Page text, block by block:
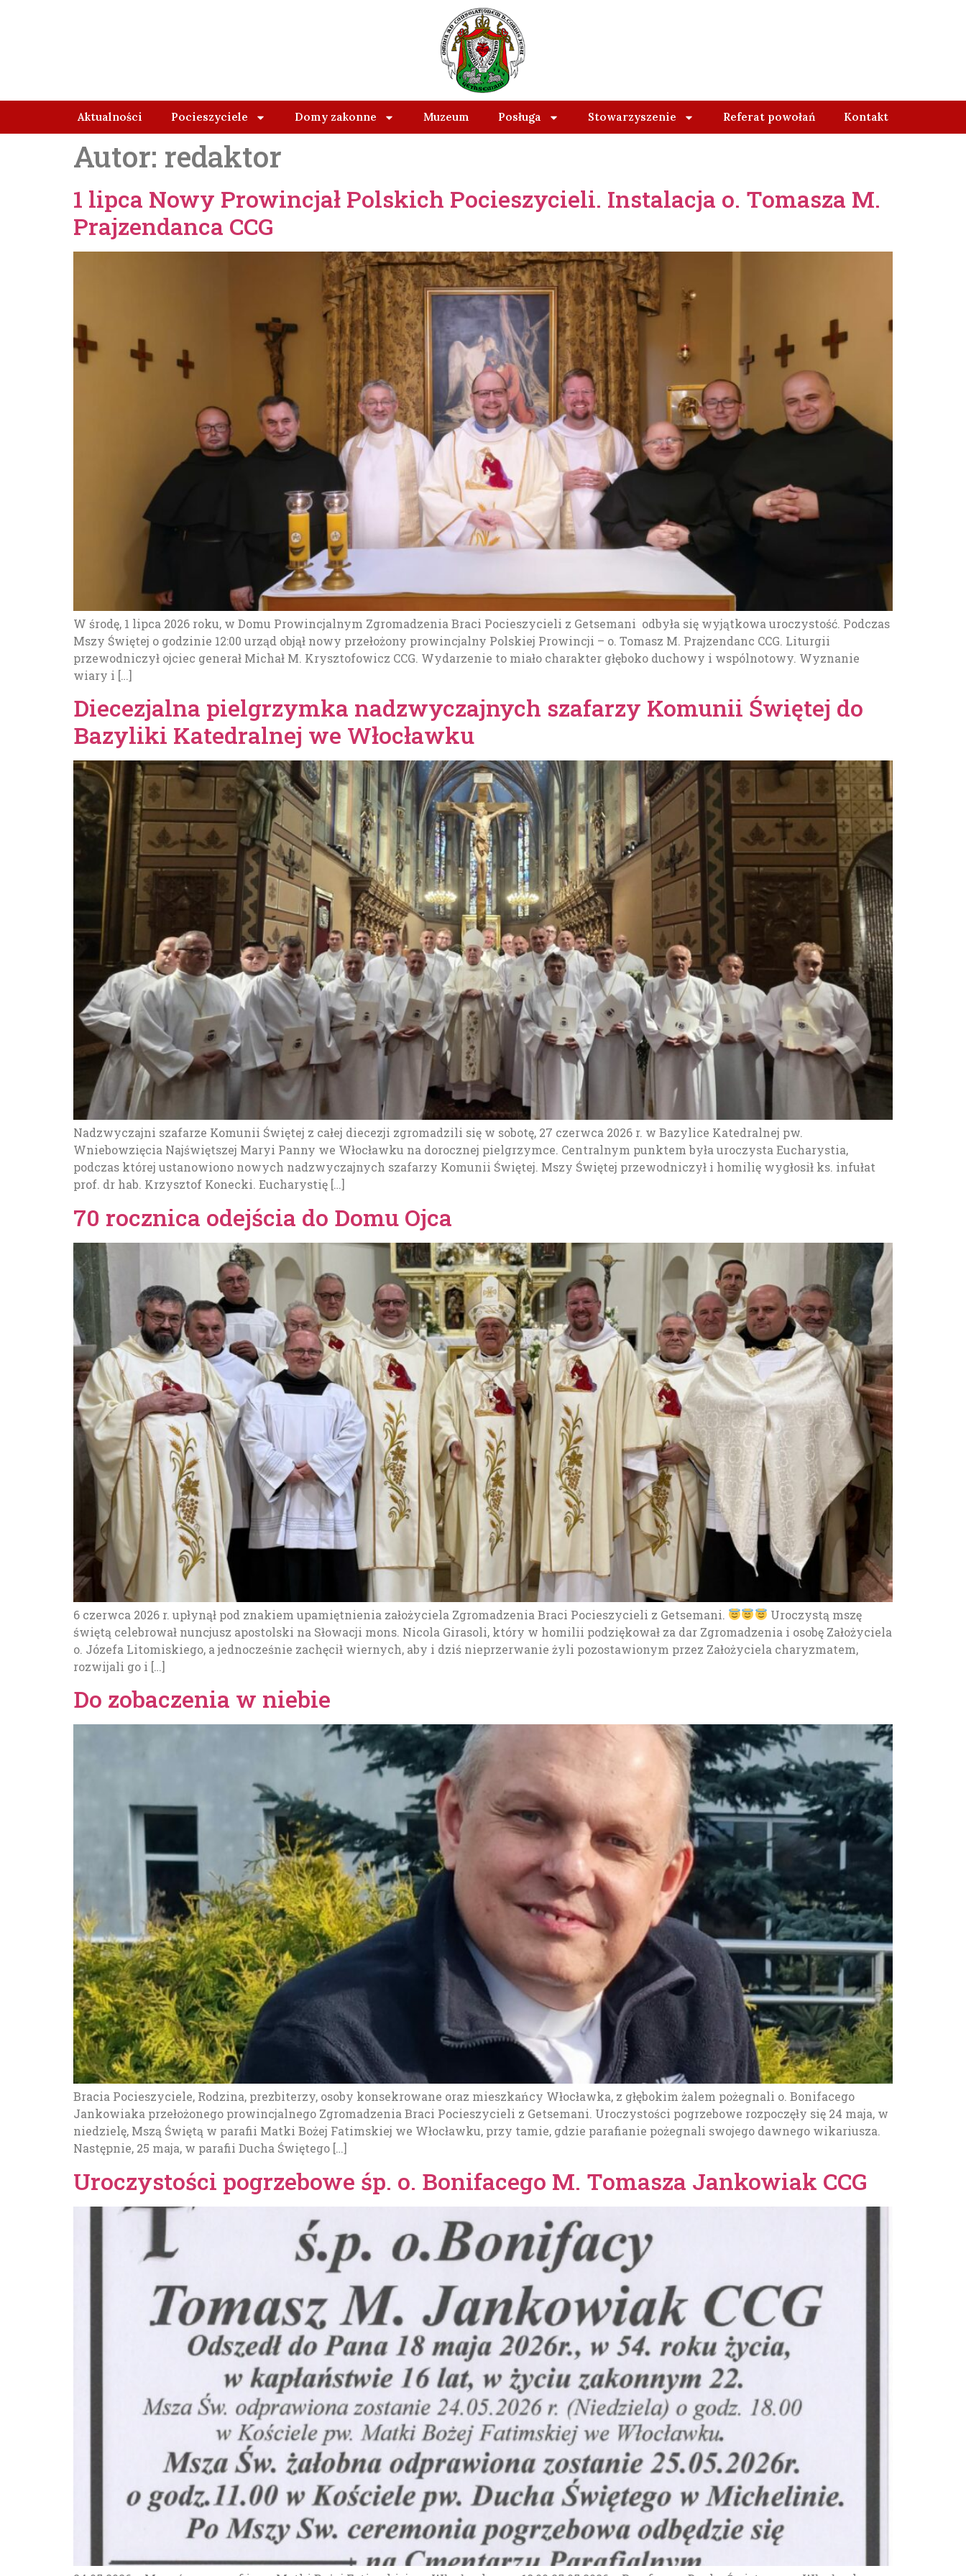
Aktualności Pocieszyciele Domy zakonne Muzeum Posługa Stowarzyszenie Referat powołań Kontakt
Autor: redaktor
1 lipca Nowy Prowincjał Polskich Pocieszycieli. Instalacja o. Tomasza M.
Prajzendanca CCG
W środę, 1 lipca 2026 roku, w Domu Prowincjalnym Zgromadzenia Braci Pocieszycieli z Getsemani odbyła się wyjątkowa uroczystość. Podczas
Mszy Świętej o godzinie 12:00 urząd objął nowy przełożony prowincjalny Polskiej Prowincji – o. Tomasz M. Prajzendanc CCG. Liturgii
przewodniczył ojciec generał Michał M. Krysztofowicz CCG. Wydarzenie to miało charakter głęboko duchowy i wspólnotowy. Wyznanie
wiary i […]
Diecezjalna pielgrzymka nadzwyczajnych szafarzy Komunii Świętej do
Bazyliki Katedralnej we Włocławku
Nadzwyczajni szafarze Komunii Świętej z całej diecezji zgromadzili się w sobotę, 27 czerwca 2026 r. w Bazylice Katedralnej pw.
Wniebowzięcia Najświętszej Maryi Panny we Włocławku na dorocznej pielgrzymce. Centralnym punktem była uroczysta Eucharystia,
podczas której ustanowiono nowych nadzwyczajnych szafarzy Komunii Świętej. Mszy Świętej przewodniczył i homilię wygłosił ks. infułat
prof. dr hab. Krzysztof Konecki. Eucharystię […]
70 rocznica odejścia do Domu Ojca
6 czerwca 2026 r. upłynął pod znakiem upamiętnienia założyciela Zgromadzenia Braci Pocieszycieli z Getsemani.
Uroczystą mszę
świętą celebrował nuncjusz apostolski na Słowacji mons. Nicola Girasoli, który w homilii podziękował za dar Zgromadzenia i osobę Założyciela
o. Józefa Litomiskiego, a jednocześnie zachęcił wiernych, aby i dziś nieprzerwanie żyli pozostawionym przez Założyciela charyzmatem,
rozwijali go i […]
Do zobaczenia w niebie
Bracia Pocieszyciele, Rodzina, prezbiterzy, osoby konsekrowane oraz mieszkańcy Włocławka, z głębokim żalem pożegnali o. Bonifacego
Jankowiaka przełożonego prowincjalnego Zgromadzenia Braci Pocieszycieli z Getsemani. Uroczystości pogrzebowe rozpoczęły się 24 maja, w
niedzielę, Mszą Świętą w parafii Matki Bożej Fatimskiej we Włocławku, przy tamie, gdzie parafianie pożegnali swojego dawnego wikariusza.
Następnie, 25 maja, w parafii Ducha Świętego […]
Uroczystości pogrzebowe śp. o. Bonifacego M. Tomasza Jankowiak CCG